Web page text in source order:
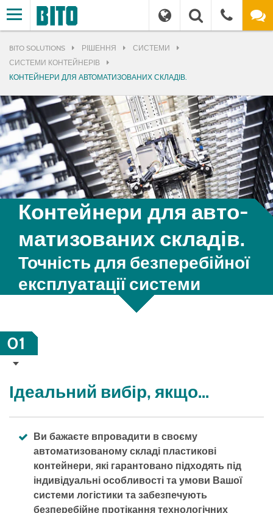
BITO SOLUTIONS РІШЕННЯ
СИСТЕМИ
СИСТЕМИ КОНТЕЙНЕРІВ
КОНТЕЙНЕРИ ДЛЯ АВТОМАТИЗОВАНИХ СКЛАДІВ.
Контейнери для ав­то­
ма­ти­зо­ва­них складів.
Точність для безперебійної
експлуатації системи
01
Ідеальний вибір, якщо...
Ви бажаєте впровадити в своєму
автоматизованому складі пластикові
контейнери, які гарантовано підходять під
індивідуальні особливості та умови Вашої
системи логістики та забезпечують
безперебійне протікання технологічних